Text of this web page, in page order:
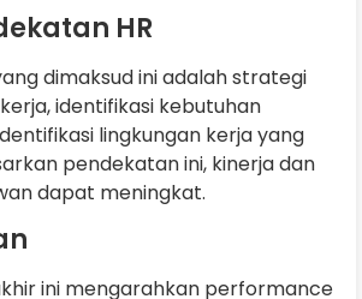
HR
dimaksud ini adalah strategi
identifikasi kebutuhan
lingkungan kerja yang
pendekatan ini, kinerja dan
dapat meningkat.
ini mengarahkan performance